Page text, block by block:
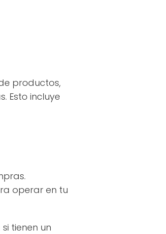
productos,
Esto incluye
operar en tu
tienen un